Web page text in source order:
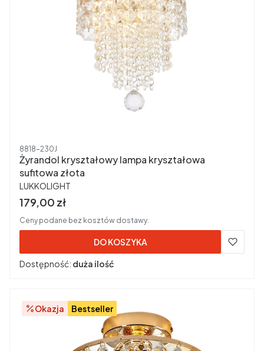
Kod produktu
8818-230J
Żyrandol kryształowy lampa kryształowa
sufitowa złota
PRODUCENT
LUKKOLIGHT
Cena brutto
179,00 zł
Ceny podane bez kosztów dostawy.
DO KOSZYKA
Dostępność: duża ilość
Okazja Bestseller